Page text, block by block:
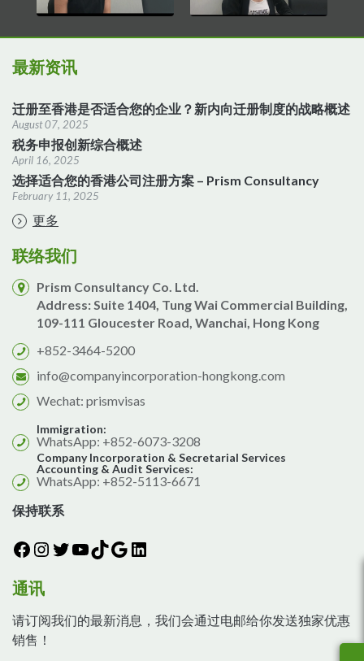
最新资讯
迁册至香港是否适合您的企业？新内向迁册制度的战略概述
August 07, 2025
税务申报创新综合概述
April 16, 2025
选择适合您的香港公司注册方案 – Prism Consultancy
February 11, 2025
更多
联络我们
Prism Consultancy Co. Ltd.
Address: Suite 1404, Tung Wai Commercial Building,
109-111 Gloucester Road, Wanchai, Hong Kong
+852-3464-5200
info@companyincorporation-hongkong.com
Wechat: prismvisas
Immigration:
WhatsApp: +852-6073-3208
Company Incorporation & Secretarial Services
Accounting & Audit Services:
WhatsApp: +852-5113-6671
保持联系
Facebook
Instagram
Twitter
YouTube
TikTok
Google
LinkedIn
通讯
请订阅我们的最新消息，我们会通过电邮给你发送独家优惠
销售！